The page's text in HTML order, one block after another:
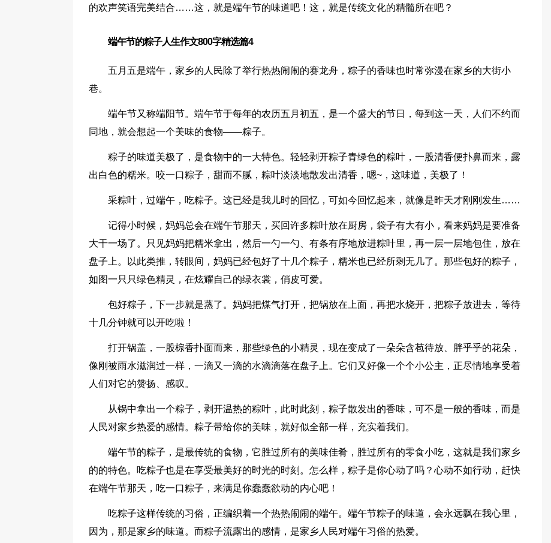
的欢声笑语完美结合……这，就是端午节的味道吧！这，就是传统文化的精髓所在吧？
端午节的粽子人生作文800字精选篇4
五月五是端午，家乡的人民除了举行热热闹闹的赛龙舟，粽子的香味也时常弥漫在家乡的大街小
巷。
端午节又称端阳节。端午节于每年的农历五月初五，是一个盛大的节日，每到这一天，人们不约而
同地，就会想起一个美味的食物——粽子。
粽子的味道美极了，是食物中的一大特色。轻轻剥开粽子青绿色的粽叶，一股清香便扑鼻而来，露
出白色的糯米。咬一口粽子，甜而不腻，粽叶淡淡地散发出清香，嗯~，这味道，美极了！
采粽叶，过端午，吃粽子。这已经是我儿时的回忆，可如今回忆起来，就像是昨天才刚刚发生……
记得小时候，妈妈总会在端午节那天，买回许多粽叶放在厨房，袋子有大有小，看来妈妈是要准备
大干一场了。只见妈妈把糯米拿出，然后一勺一勺、有条有序地放进粽叶里，再一层一层地包住，放在
盘子上。以此类推，转眼间，妈妈已经包好了十几个粽子，糯米也已经所剩无几了。那些包好的粽子，
如图一只只绿色精灵，在炫耀自己的绿衣裳，俏皮可爱。
包好粽子，下一步就是蒸了。妈妈把煤气打开，把锅放在上面，再把水烧开，把粽子放进去，等待
十几分钟就可以开吃啦！
打开锅盖，一股棕香扑面而来，那些绿色的小精灵，现在变成了一朵朵含苞待放、胖乎乎的花朵，
像刚被雨水滋润过一样，一滴又一滴的水滴滴落在盘子上。它们又好像一个个小公主，正尽情地享受着
人们对它的赞扬、感叹。
从锅中拿出一个粽子，剥开温热的粽叶，此时此刻，粽子散发出的香味，可不是一般的香味，而是
人民对家乡热爱的感情。粽子带给你的美味，就好似全部一样，充实着我们。
端午节的粽子，是最传统的食物，它胜过所有的美味佳肴，胜过所有的零食小吃，这就是我们家乡
的的特色。吃粽子也是在享受最美好的时光的时刻。怎么样，粽子是你心动了吗？心动不如行动，赶快
在端午节那天，吃一口粽子，来满足你蠢蠢欲动的内心吧！
吃粽子这样传统的习俗，正编织着一个热热闹闹的端午。端午节粽子的味道，会永远飘在我心里，
因为，那是家乡的味道。而粽子流露出的感情，是家乡人民对端午习俗的热爱。